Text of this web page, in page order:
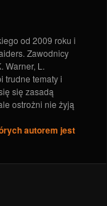
od 2009 roku i
Zawodnicy
Warner, L.
trudne tematy i
się zasadą
ostrożni nie żyją
autorem jest